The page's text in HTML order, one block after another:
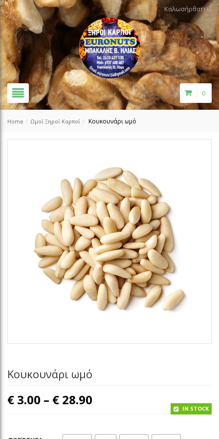
Καλωσήρθατε!
0
Home / Ωμοί Ξηροί Καρποί / Κουκουνάρι ωμό
Κουκουνάρι ωμό
€ 3.00 – € 28.90
IN STOCK